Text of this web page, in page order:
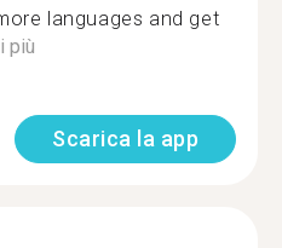
languages and get
più
Scarica la app